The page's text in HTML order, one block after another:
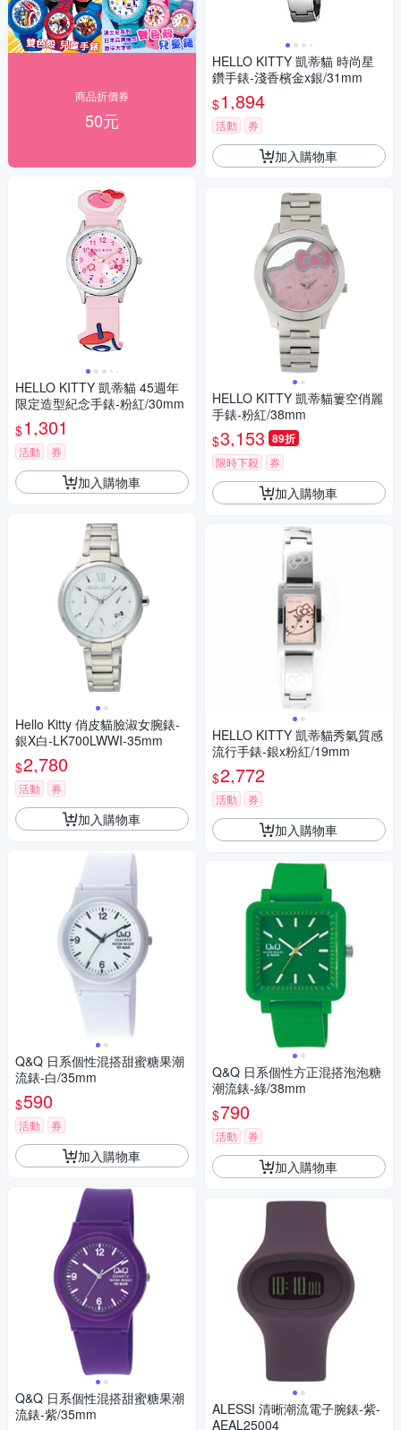
商品折價券
50元
HELLO KITTY 凱蒂貓 45週年
限定造型紀念手錶-粉紅/30mm
$1,301
活動 券
加入購物車
Hello Kitty 俏皮貓臉淑女腕錶-
銀X白-LK700LWWI-35mm
$2,780
活動 券
加入購物車
Q&Q 日系個性混搭甜蜜糖果潮
流錶-白/35mm
$590
活動 券
加入購物車
Q&Q 日系個性混搭甜蜜糖果潮
流錶-紫/35mm
HELLO KITTY 凱蒂貓 時尚星
鑽手錶-淺香檳金x銀/31mm
$1,894
活動 券
加入購物車
HELLO KITTY 凱蒂貓簍空俏麗
手錶-粉紅/38mm
$3,153 89折
限時下殺 券
加入購物車
HELLO KITTY 凱蒂貓秀氣質感
流行手錶-銀x粉紅/19mm
$2,772
活動 券
加入購物車
Q&Q 日系個性方正混搭泡泡糖
潮流錶-綠/38mm
$790
活動 券
加入購物車
ALESSI 清晰潮流電子腕錶-紫-
AEAL25004